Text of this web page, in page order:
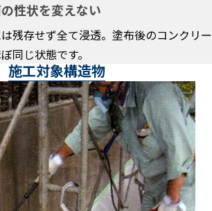
性状を変えない
残存せず全て浸透。塗布後のコンクリー
同じ状態です。
施工対象構造物